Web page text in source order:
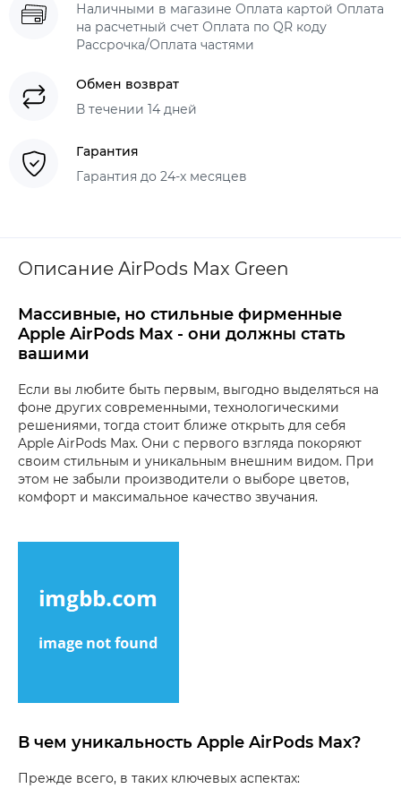
Наличными в магазине Оплата картой Оплата
на расчетный счет Оплата по QR коду
Рассрочка/Оплата частями
Обмен возврат
В течении 14 дней
Гарантия
Гарантия до 24-х месяцев
Описание AirPods Max Green
Массивные, но стильные фирменные
Apple AirPods Max - они должны стать
вашими
Если вы любите быть первым, выгодно выделяться на
фоне других современными, технологическими
решениями, тогда стоит ближе открыть для себя
Apple AirPods Max. Они с первого взгляда покоряют
своим стильным и уникальным внешним видом. При
этом не забыли производители о выборе цветов,
комфорт и максимальное качество звучания.
В чем уникальность Apple AirPods Max?
Прежде всего, в таких ключевых аспектах: